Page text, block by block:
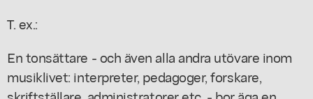
T. ex.:
En tonsättare - och även alla andra utövare inom
musiklivet: interpreter, pedagoger, forskare,